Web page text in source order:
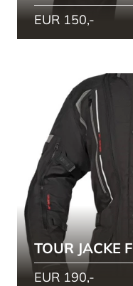
EUR 150,-
TOUR JACKE
EUR 190,-